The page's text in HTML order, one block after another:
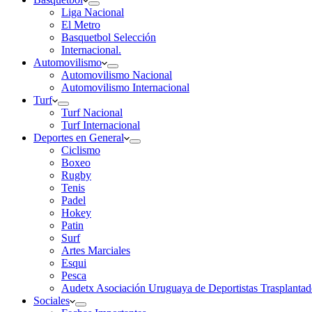
Liga Nacional
El Metro
Basquetbol Selección
Internacional.
Automovilismo
Automovilismo Nacional
Automovilismo Internacional
Turf
Turf Nacional
Turf Internacional
Deportes en General
Ciclismo
Boxeo
Rugby
Tenis
Padel
Hokey
Patin
Surf
Artes Marciales
Esqui
Pesca
Audetx Asociación Uruguaya de Deportistas
Sociales